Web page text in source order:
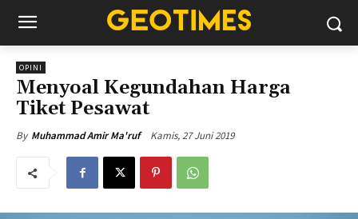
OPINI
Menyoal Kegundahan Harga
Tiket Pesawat
By Muhammad Amir Ma'ruf Kamis, 27 Juni 2019